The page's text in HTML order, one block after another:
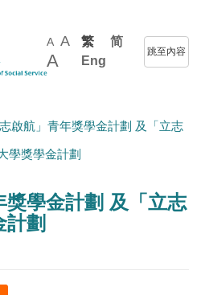
A A
A
繁
简
Eng
跳至內容
志啟航」青年獎學金計劃 及「立志
學獎學金計劃
獎學金計劃 及「立志
計劃